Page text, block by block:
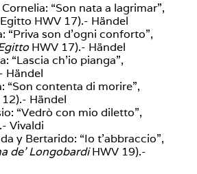
“Son nata a lagrimar”,
HWV 17).- Händel
“Priva son d’ogni conforto”,
HWV 17).- Händel
“Lascia ch’io pianga”,
Händel
“Son contenta di morire”,
Händel
“Vedrò con mio diletto”,
Vivaldi
y Bertarido: “Io t’abbraccio”,
de’ LongobardiHWV 19).-